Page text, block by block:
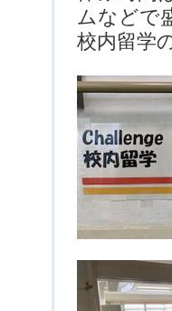
ムなどで
校内留学